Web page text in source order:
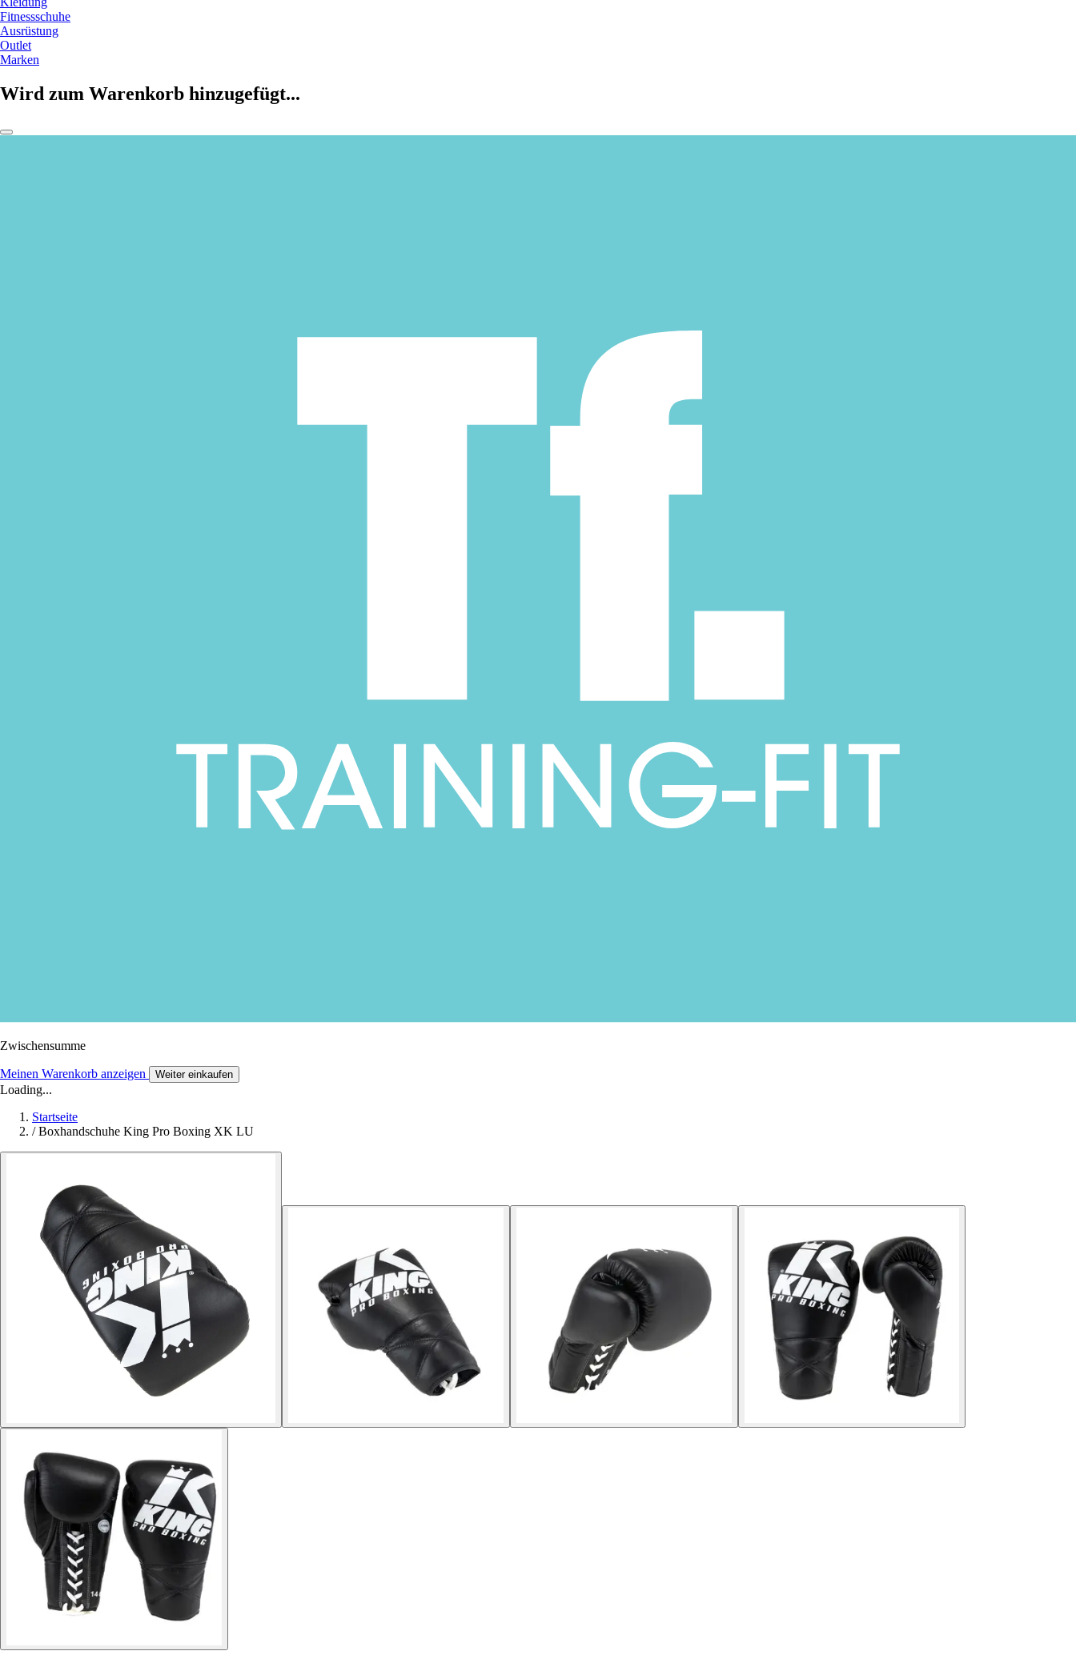
Fitnessschuhe
Ausrüstung
Outlet
Marken
Wird zum Warenkorb hinzugefügt...
Zwischensumme
Meinen Warenkorb anzeigen Weiter einkaufen
Loading...
Startseite
/ Boxhandschuhe King Pro Boxing XK LU